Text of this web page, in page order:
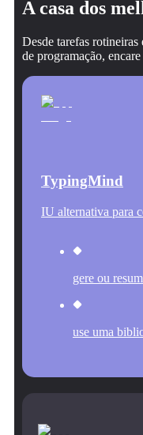
A casa dos
Desde tarefas
de programação,
TypingMind
IU alternativa para
gere ou
use uma